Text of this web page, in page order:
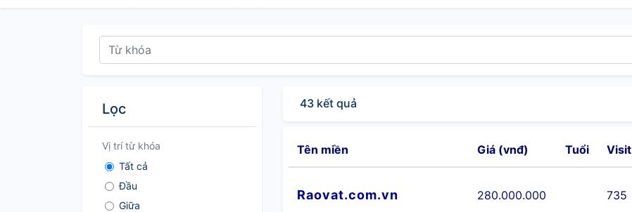
Lọc
Vị trí từ khóa
Tất cả
Đầu
Giữa
43 kết quả
Tên miền Giá (vnđ) Tuổi Visit
Raovat.com.vn 280.000.000 735